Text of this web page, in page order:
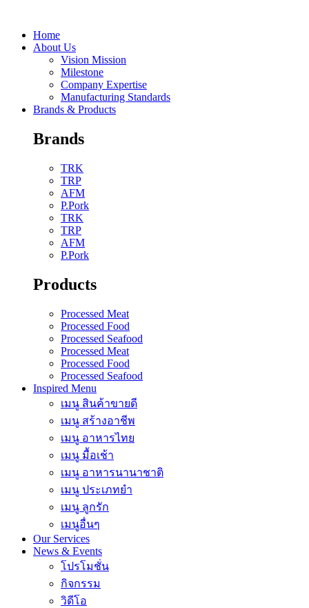
contentHome
About Us
Vision Mission
Milestone
Company Expertise
Manufacturing Standards
Brands & Products
Brands
TRK
TRP
AFM
P.Pork
TRK
TRP
AFM
P.Pork
Products
Processed Meat
Processed Food
Processed Seafood
Processed Meat
Processed Food
Processed Seafood
Inspired Menu
เมนู สินค้าขายดี
เมนู สร้างอาชีพ
เมนู อาหารไทย
เมนู มื้อเช้า
เมนู อาหารนานาชาติ
เมนู ประเภทยำ
เมนู ลูกรัก
เมนูอื่นๆ
Our Services
News & Events
โปรโมชั่น
กิจกรรม
วิดีโอ